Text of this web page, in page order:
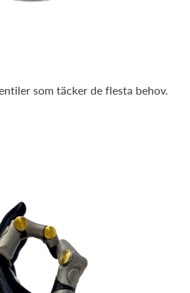
som täcker de flesta behov.